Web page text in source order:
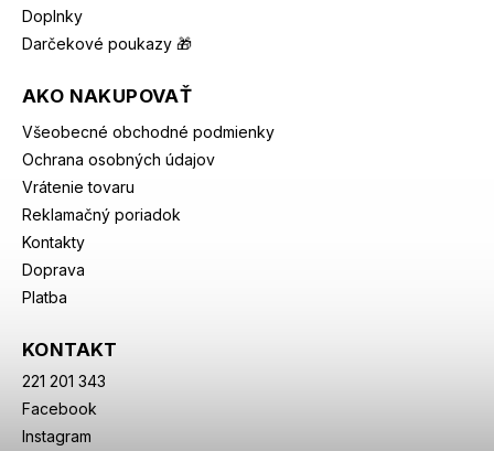
Doplnky
Darčekové poukazy 🎁
AKO NAKUPOVAŤ
Všeobecné obchodné podmienky
Ochrana osobných údajov
Vrátenie tovaru
Reklamačný poriadok
Kontakty
Doprava
Platba
KONTAKT
221 201 343
Facebook
Instagram